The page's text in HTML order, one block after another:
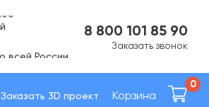
8 800 101 85 90
Заказать звонок
Заказать 3D проект Корзина
0